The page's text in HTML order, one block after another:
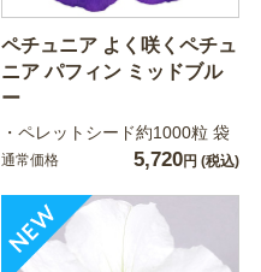
ペチュニア よく咲くペチュ
ニア パフィン ミッドブル
ー
・ペレットシード約1000粒 袋
通常価格 5,720円 (税込)